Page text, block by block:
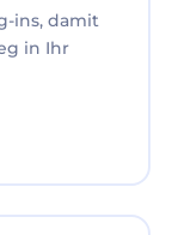
ins, damit
in Ihr